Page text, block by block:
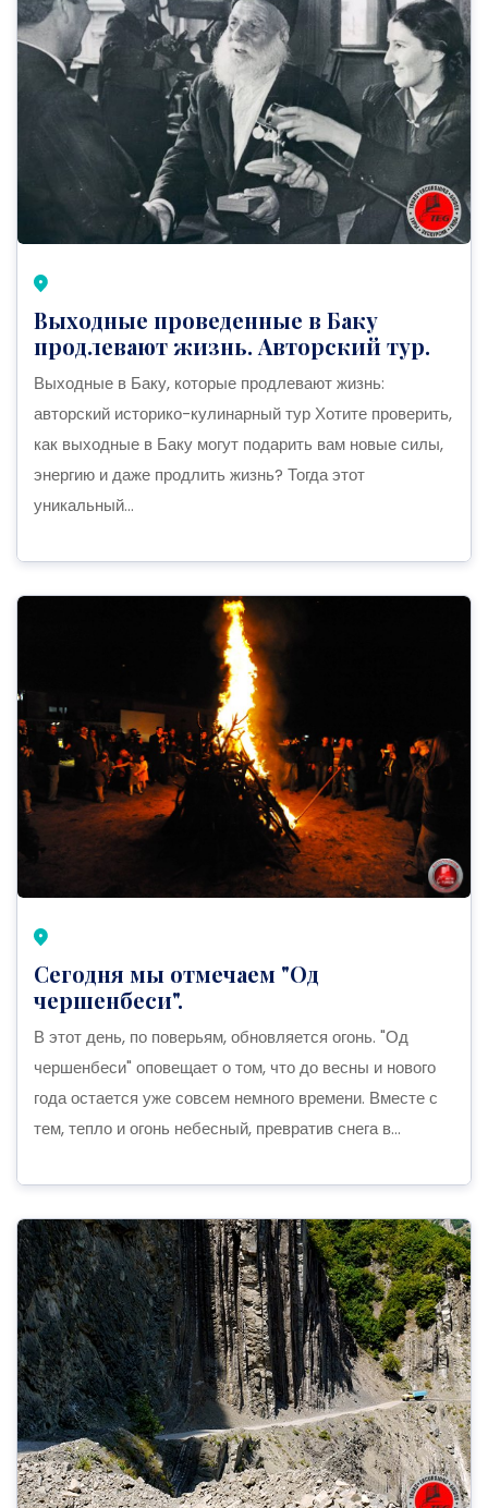
Выходные проведенные в Баку
продлевают жизнь. Авторский тур.
Выходные в Баку, которые продлевают жизнь:
авторский историко-кулинарный тур Хотите проверить,
как выходные в Баку могут подарить вам новые силы,
энергию и даже продлить жизнь? Тогда этот
уникальный...
Сегодня мы отмечаем "Од
чершенбеси".
В этот день, по поверьям, обновляется огонь. "Од
чершенбеси" оповещает о том, что до весны и нового
года остается уже совсем немного времени. Вместе с
тем, тепло и огонь небесный, превратив снега в...